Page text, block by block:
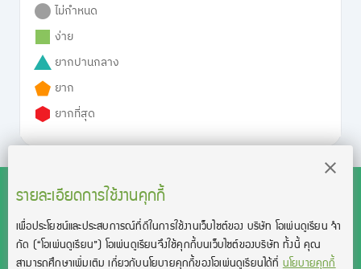
ไม่กำหนด
ง่าย
ยากปานกลาง
ยาก
ยากที่สุด
รายละเอียดการใช้งานคุกกี้
เพื่อประโยชน์และประสบการณ์ที่ดีในการใช้งานเว็บไซต์ของ บริษัท โอเพ่นดูเรียน จํา
กัด (“โอเพ่นดูเรียน”)โอเพ่นดูเรียนจึงใช้คุกกี้บนเว็บไซต์ของบริษัท ทั้งนี้ คุณ
สามารถศึกษาเพิ่มเติม เกี่ยวกับนโยบายคุกกี้ของโอเพ่นดูเรียนได้ที่นโยบายคุกกี้
สงวนลิขสิทธิ์โดย บริษัท โอเพ่นดูเรียน จำกัด 2021 ©︎ OpenDurian
Co., Ltd.